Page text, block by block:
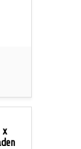
x